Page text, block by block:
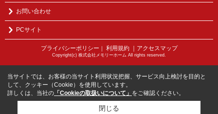
お問い合わせ
PCサイト
プライバシーポリシー ｜ 利用規約 ｜アクセスマップ
Copyright(c) 株式会社メモリーホーム All rights reserved.
当サイトでは、お客様の当サイト利用状況把握、サービス向上検討を目的と
して、クッキー（Cookie）を使用しています。
詳しくは、当社の 「Cookieの取扱いについて」 をご確認ください。
閉じる